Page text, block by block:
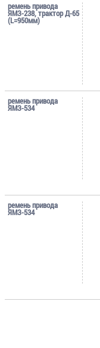
ремень привода
ЯМЗ-238, трактор Д-65
(L=950мм)
ремень привода
ЯМЗ-534
ремень привода
ЯМЗ-534